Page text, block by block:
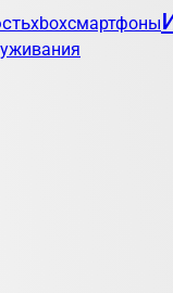
xboxсмартфоны